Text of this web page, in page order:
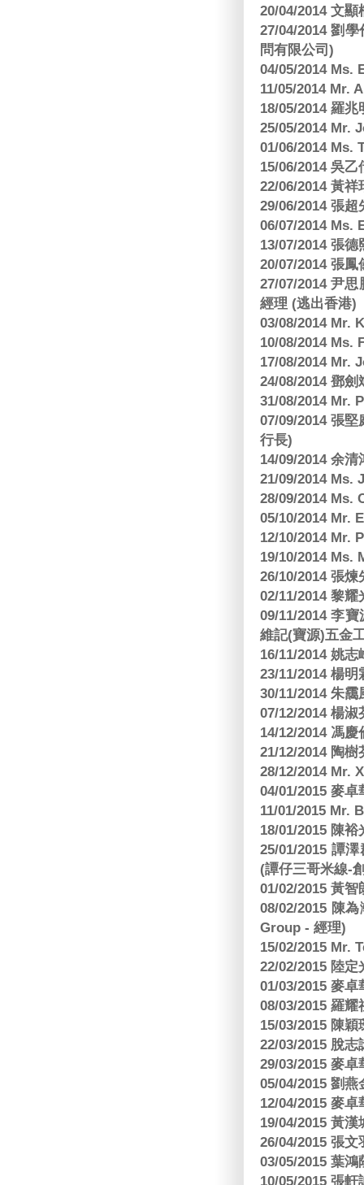
20/04/2014 文
27/04/2014 劉
問有限公司)
04/05/2014 Ms.
11/05/2014 Mr.
18/05/2014 羅
25/05/2014 Mr.
01/06/2014 Ms.
15/06/2014 吳
22/06/2014 黃
29/06/2014 張
06/07/2014 Ms.
13/07/2014 張
20/07/2014 張
27/07/2014 尹
經理 (逃出香港)
03/08/2014 Mr.
10/08/2014 Ms.
17/08/2014 Mr.
24/08/2014 鄧
31/08/2014 Mr.
07/09/2014 張
行長)
14/09/2014 余
21/09/2014 Ms.
28/09/2014 Ms.
05/10/2014 Mr.
12/10/2014 Mr.
19/10/2014 Ms.
26/10/2014 張
02/11/2014 黎
09/11/2014 李
維記(寶源)五金
16/11/2014 姚
23/11/2014 楊
30/11/2014 朱
07/12/2014 楊
14/12/2014 馮
21/12/2014 陶
28/12/2014 Mr.
04/01/2015 麥
11/01/2015 Mr.
18/01/2015 陳
25/01/2015 譚
(譚仔三哥米線-
01/02/2015 黃
08/02/2015 陳
Group - 經理)
15/02/2015 Mr.
22/02/2015 陸
01/03/2015 麥
08/03/2015 羅
15/03/2015 陳
22/03/2015 脫
29/03/2015 麥
05/04/2015 劉
12/04/2015 麥
19/04/2015 黃
26/04/2015 張
03/05/2015 葉
10/05/2015 張